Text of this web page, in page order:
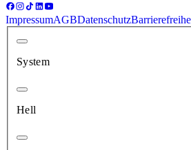
ImpressumAGBDatenschutz
System
Hell